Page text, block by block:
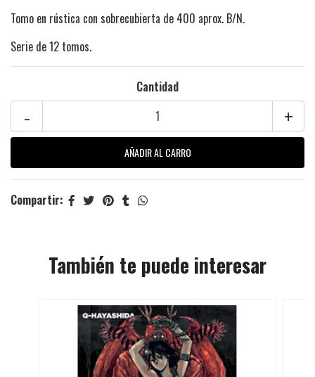
Tomo en rústica con sobrecubierta de 400 aprox. B/N.
Serie de 12 tomos.
Cantidad
+
-
Compartir:
También te puede interesar